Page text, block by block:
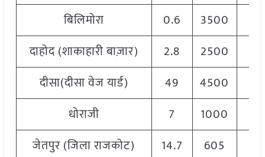
बिलिमोरा
0.6 3500
दाहोद (शाकाहारी बाज़ार)
2.8 2500
दीसा(दीसा वेज यार्ड)
49 4500
धोराजी
7 1000
जेतपुर (जिला राजकोट)
14.7 605